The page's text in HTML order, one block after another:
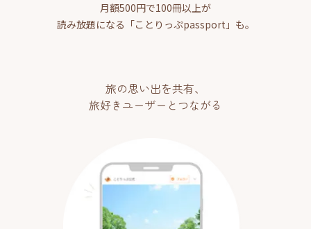
月額500円で100冊以上が
読み放題になる「ことりっぷpassport」も。
旅の思い出を共有、
旅好きユーザーとつながる